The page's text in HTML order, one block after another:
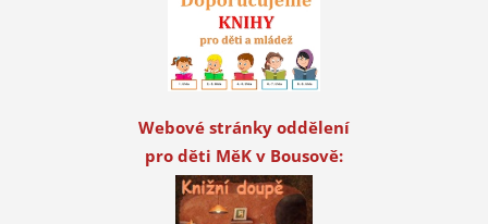
Webové stránky oddělení
pro děti MěK v Bousově: